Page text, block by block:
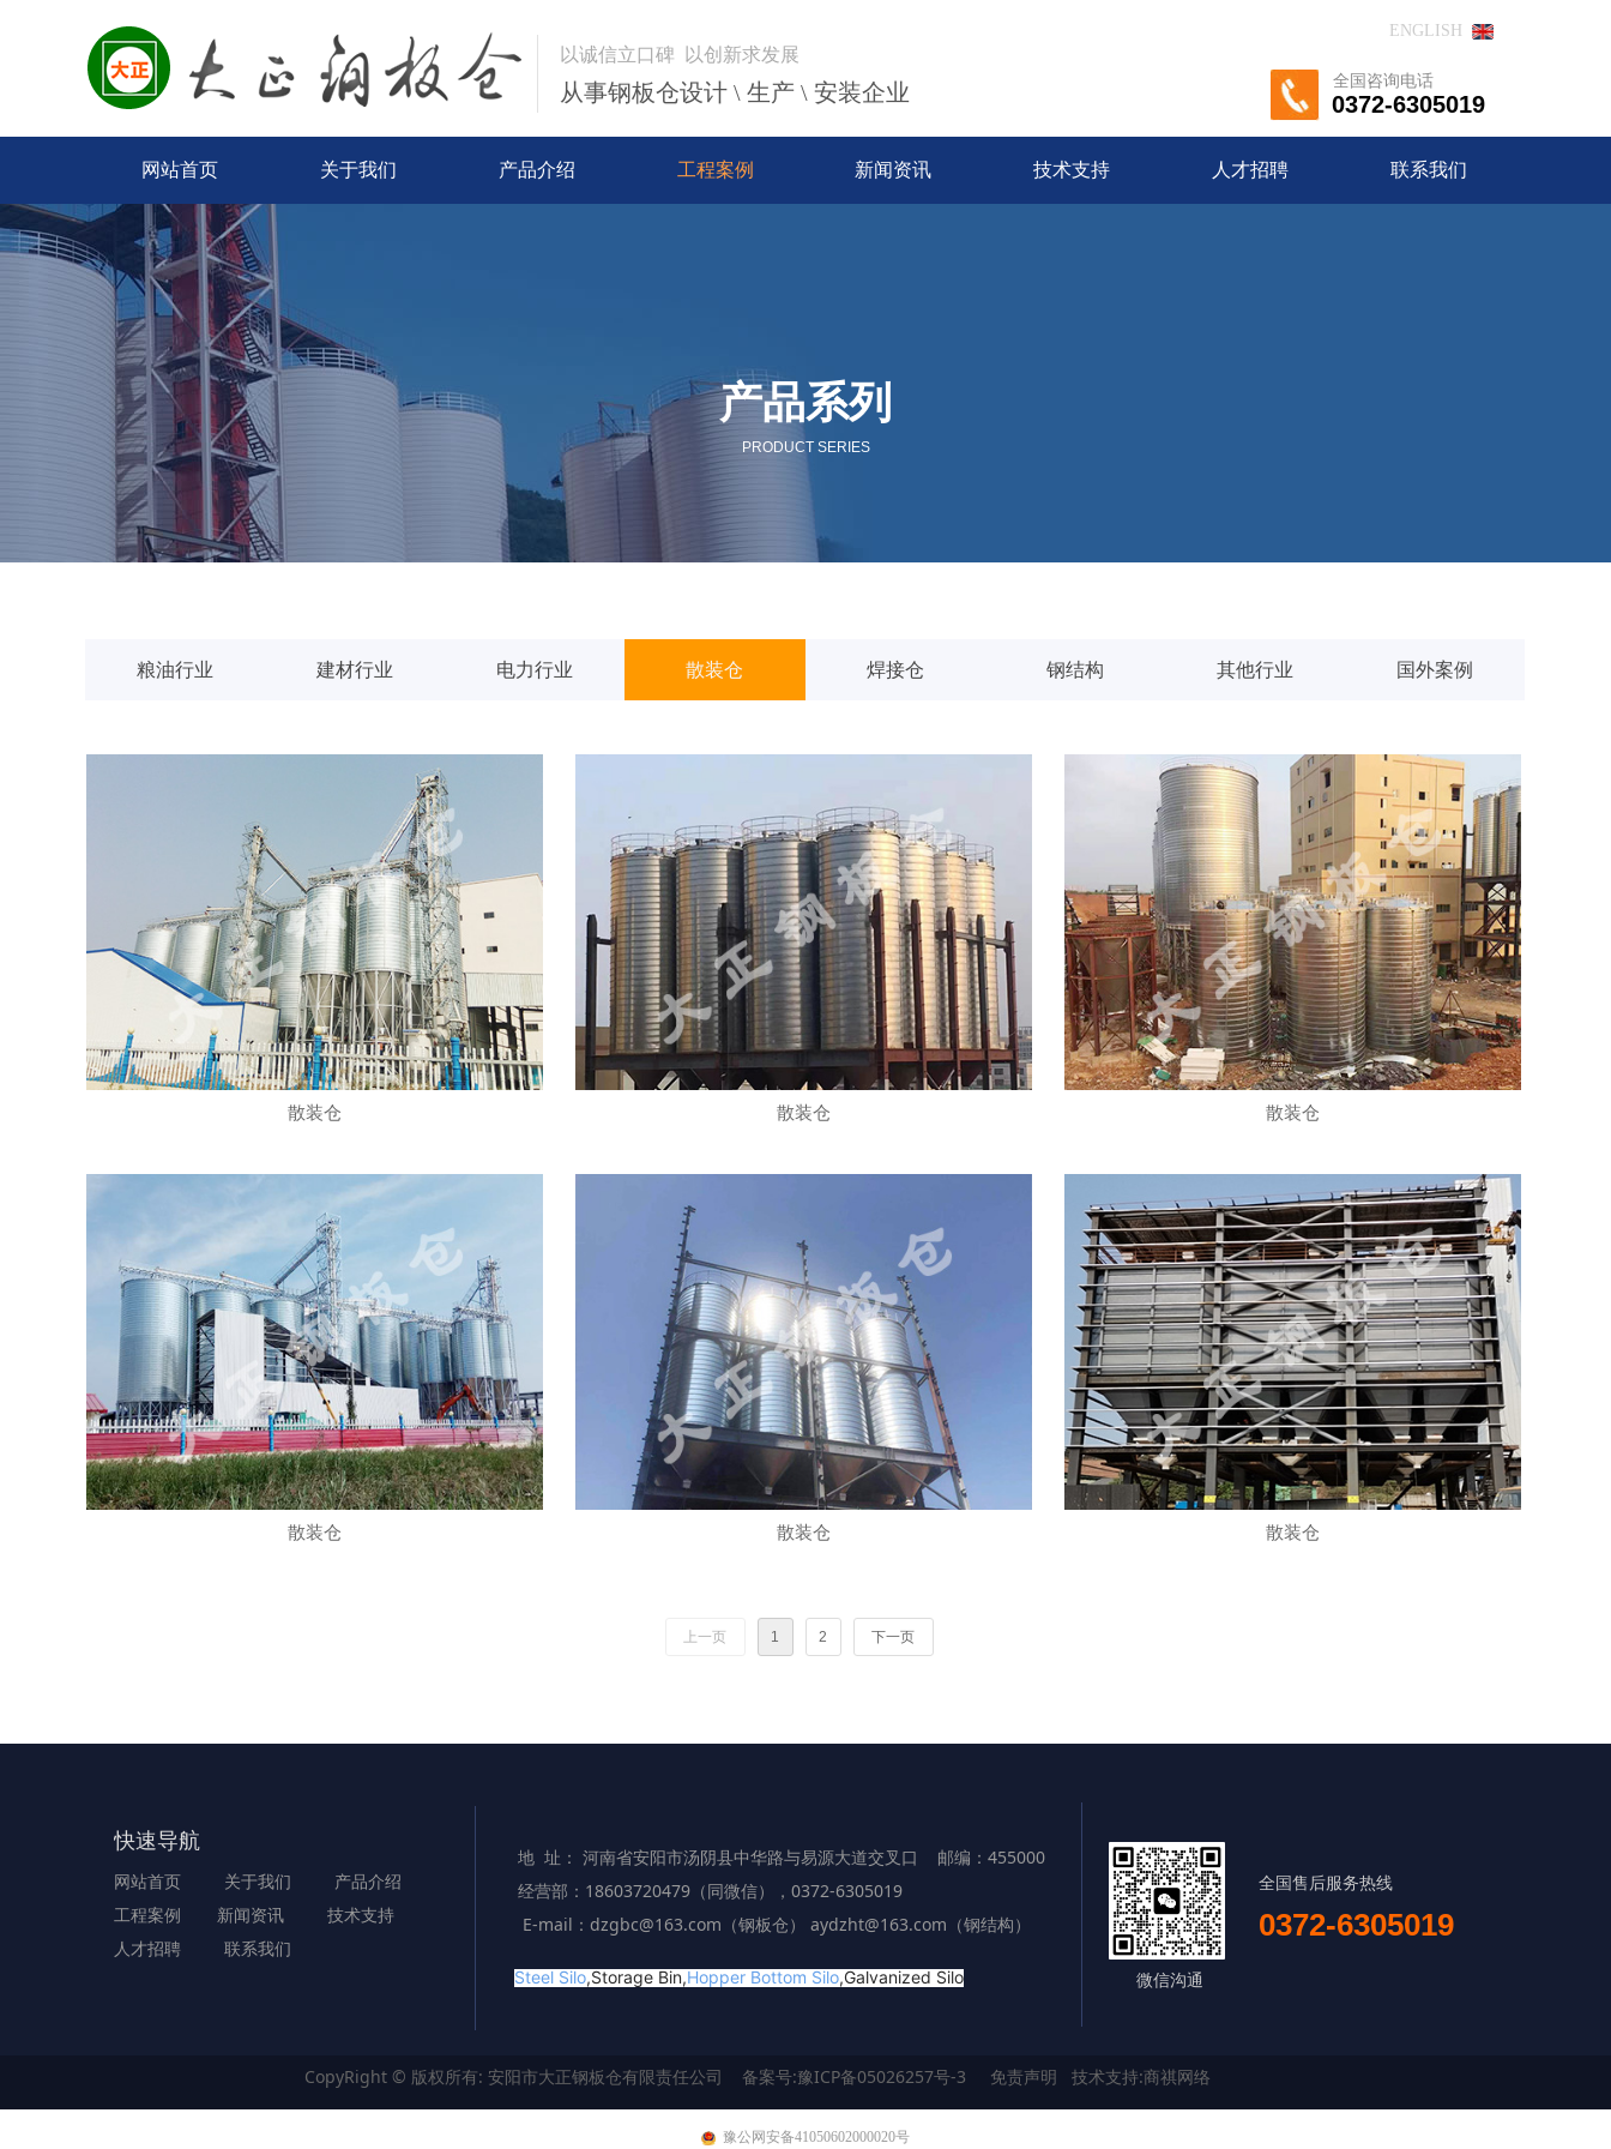
以诚信立口碑 以创新求发展
从事钢板仓设计 \ 生产 \ 安装企业 全国咨询电话
0372-6305019
ENGLISH
网站首页 关于我们 产品介绍 工程案例 新闻资讯 技术支持 人才招聘 联系我们
产品系列
PRODUCT SERIES
散装仓 散装仓 散装仓
散装仓 散装仓 散装仓
上一页 1 2 下一页
粮油行业 建材行业 电力行业 散装仓 焊接仓 钢结构 其他行业 国外案例
CopyRight © 版权所有: 安阳市大正钢板仓有限责任公司 备案号:豫ICP备05026257号-3 免责声明 技术支持:商祺网络
全国售后服务热线
0372-6305019
地 址： 河南省安阳市汤阴县中华路与易源大道交叉口 邮编：455000
经营部：18603720479（同微信），0372-6305019
E-mail：dzgbc@163.com（钢板仓） aydzht@163.com（钢结构）
快速导航
网站首页 关于我们
产品介绍
工程案例
新闻资讯
技术支持
人才招聘
联系我们
微信沟通
Steel Silo,Storage Bin,Hopper Bottom Silo,Galvanized Silo
豫公网安备41050602000020号